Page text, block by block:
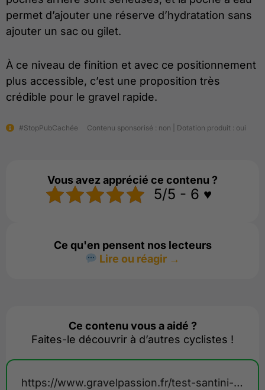
permet d’ajouter une réserve d’hydratation sans
ajouter un sac ou gilet.
À ce niveau de finition et avec ce positionnement
plus accessible, c’est une proposition très
crédible pour le gravel rapide.
#StopPubCachée Contenu sponsorisé : non | Dotation produit : oui
Vous avez apprécié ce contenu ?
5/5 - 6 ♥️
Ce qu'en pensent nos lecteurs
Lire ou réagir →
Ce contenu vous a aidé ?
Faites-le découvrir à d’autres cyclistes !
https://www.gravelpassion.fr/test-santini-madss-gravel/